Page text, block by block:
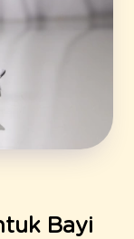
Bayi